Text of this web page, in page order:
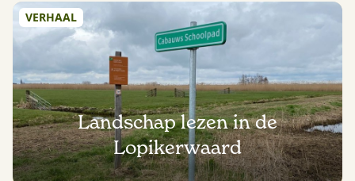
VERHAAL
Landschap lezen in de
Lopikerwaard